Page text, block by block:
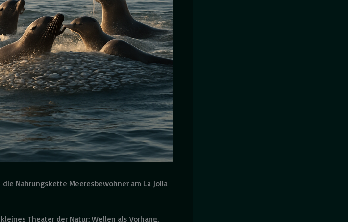
Nahrungskette Meeresbewohner am La Jolla
Theater der Natur: Wellen als Vorhang,